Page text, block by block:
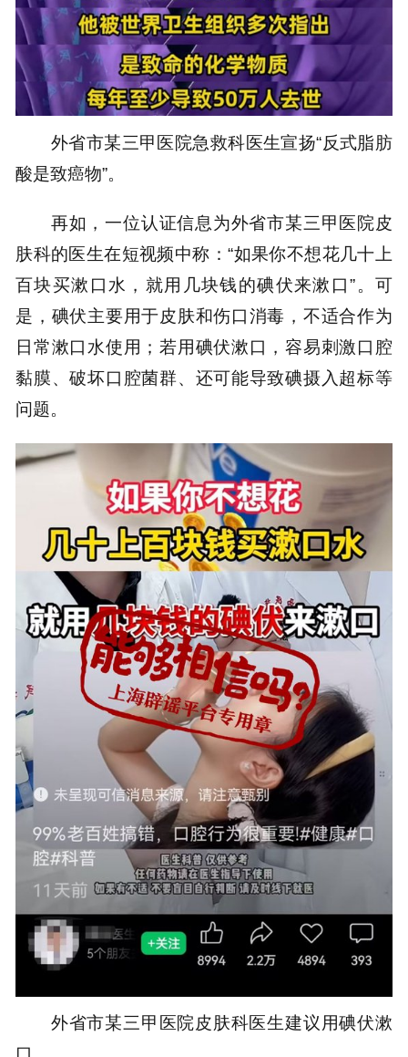
外省市某三甲医院急救科医生宣扬“反式脂肪
酸是致癌物”。
再如，一位认证信息为外省市某三甲医院皮
肤科的医生在短视频中称：“如果你不想花几十上
百块买漱口水，就用几块钱的碘伏来漱口”。可
是，碘伏主要用于皮肤和伤口消毒，不适合作为
日常漱口水使用；若用碘伏漱口，容易刺激口腔
黏膜、破坏口腔菌群、还可能导致碘摄入超标等
问题。
外省市某三甲医院皮肤科医生建议用碘伏漱